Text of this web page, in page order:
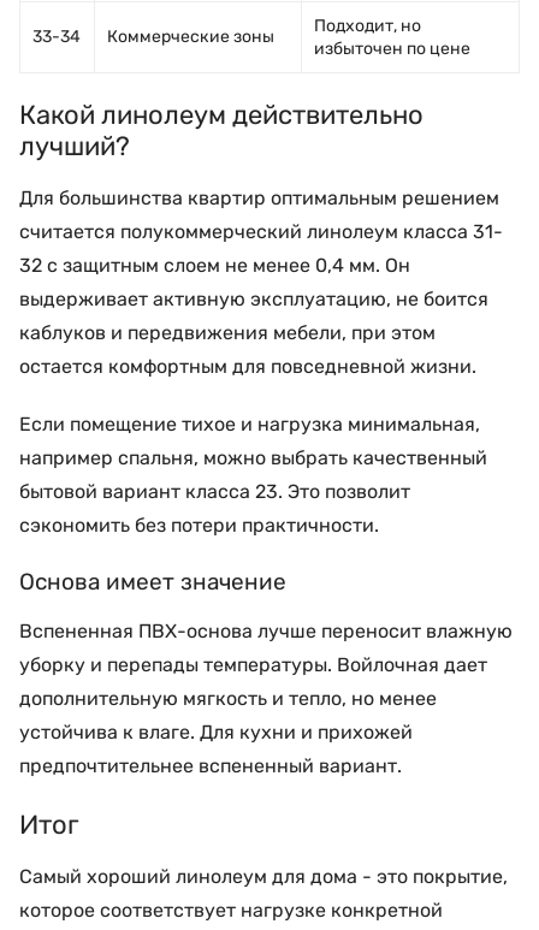
33-34 Коммерческие зоны
Подходит, но
избыточен по цене
Какой линолеум действительно
лучший?
Для большинства квартир оптимальным решением
считается полукоммерческий линолеум класса 31-
32 с защитным слоем не менее 0,4 мм. Он
выдерживает активную эксплуатацию, не боится
каблуков и передвижения мебели, при этом
остается комфортным для повседневной жизни.
Если помещение тихое и нагрузка минимальная,
например спальня, можно выбрать качественный
бытовой вариант класса 23. Это позволит
сэкономить без потери практичности.
Основа имеет значение
Вспененная ПВХ-основа лучше переносит влажную
уборку и перепады температуры. Войлочная дает
дополнительную мягкость и тепло, но менее
устойчива к влаге. Для кухни и прихожей
предпочтительнее вспененный вариант.
Итог
Самый хороший линолеум для дома - это покрытие,
которое соответствует нагрузке конкретной